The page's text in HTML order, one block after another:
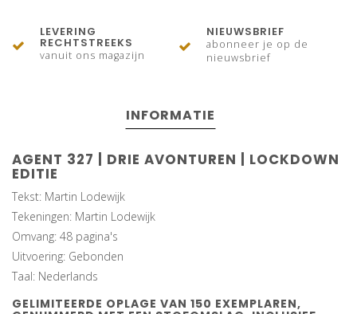
LEVERING
RECHTSTREEKS
vanuit ons magazijn
NIEUWSBRIEF
abonneer je op de
nieuwsbrief
INFORMATIE
AGENT 327 | DRIE AVONTUREN | LOCKDOWN
EDITIE
Tekst: Martin Lodewijk
Tekeningen: Martin Lodewijk
Omvang: 48 pagina's
Uitvoering: Gebonden
Taal: Nederlands
GELIMITEERDE OPLAGE VAN 150 EXEMPLAREN,